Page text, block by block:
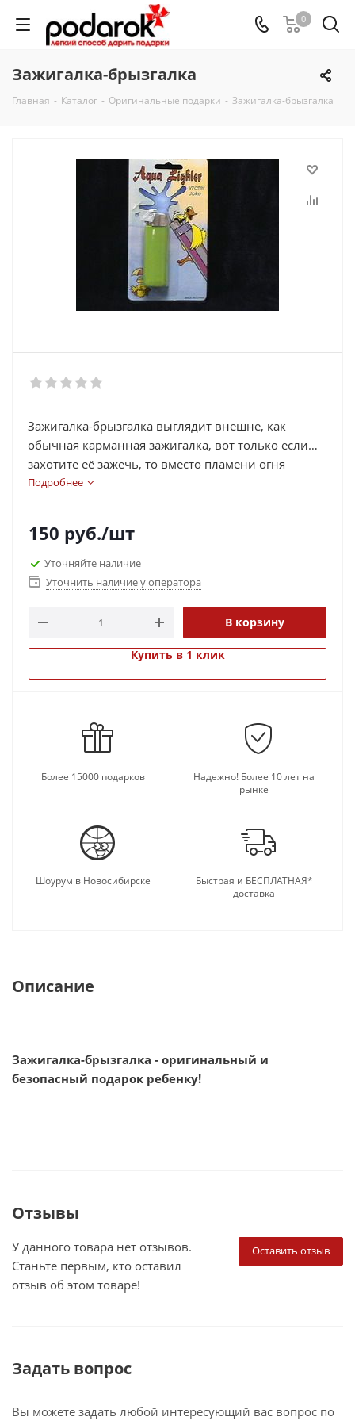
0
Зажигалка-брызгалка
Главная - Каталог - Оригинальные подарки - Зажигалка-брызгалка
Зажигалка-брызгалка выглядит внешне, как
обычная карманная зажигалка, вот только если
захотите её зажечь, то вместо пламени огня
брызнет струя воды :)
Подробнее
150 руб./шт
Уточняйте наличие
Уточнить наличие у оператора
В корзину
Купить в 1 клик
Более 15000 подарков
Надежно! Более 10 лет на
рынке
Шоурум в Новосибирске
Быстрая и БЕСПЛАТНАЯ*
доставка
Описание
Зажигалка-брызгалка - оригинальный и
безопасный подарок ребенку!
Отзывы
Оставить отзыв
У данного товара нет отзывов.
Станьте первым, кто оставил
отзыв об этом товаре!
Задать вопрос
Вы можете задать любой интересующий вас вопрос по